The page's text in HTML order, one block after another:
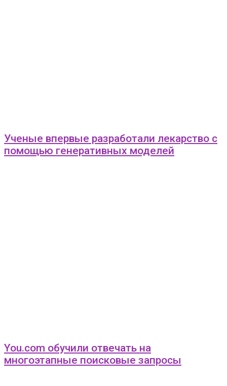
Ученые впервые разработали лекарство с
помощью генеративных моделей
You.com обучили отвечать на
многоэтапные поисковые запросы